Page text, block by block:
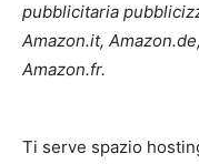
pubblicitaria
Amazon.it,
Amazon.fr.
Ti serve spazio